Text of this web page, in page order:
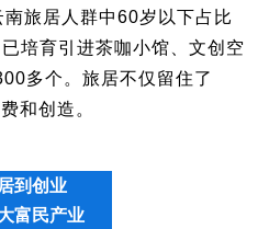
旅居人群中60岁以下占比
培育引进茶咖小馆、文创空
多个。旅居不仅留住了
和创造。
到创业
富民产业